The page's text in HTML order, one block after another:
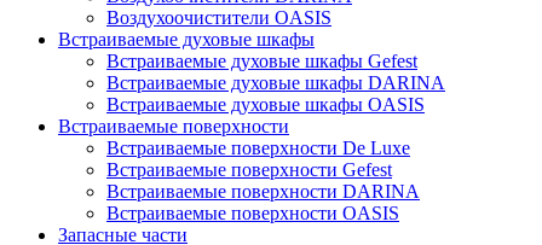
Воздухоочистители OASIS
Встраиваемые духовые шкафы
Встраиваемые духовые шкафы Gefest
Встраиваемые духовые шкафы DARINA
Встраиваемые духовые шкафы OASIS
Встраиваемые поверхности
Встраиваемые поверхности De Luxe
Встраиваемые поверхности Gefest
Встраиваемые поверхности DARINA
Встраиваемые поверхности OASIS
Запасные части